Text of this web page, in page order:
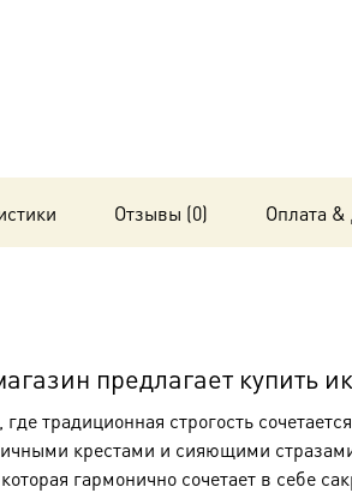
Отзывы (0) Оплата &
предлагает купить
традиционная строгость
крестами и сияющими
гармонично сочетает в себе